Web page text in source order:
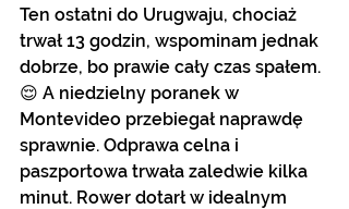
Ten ostatni do Urugwaju, chociaż
trwał 13 godzin, wspominam jednak
dobrze, bo prawie cały czas spałem.
😌 A niedzielny poranek w
Montevideo przebiegał naprawdę
sprawnie. Odprawa celna i
paszportowa trwała zaledwie kilka
minut. Rower dotarł w idealnym